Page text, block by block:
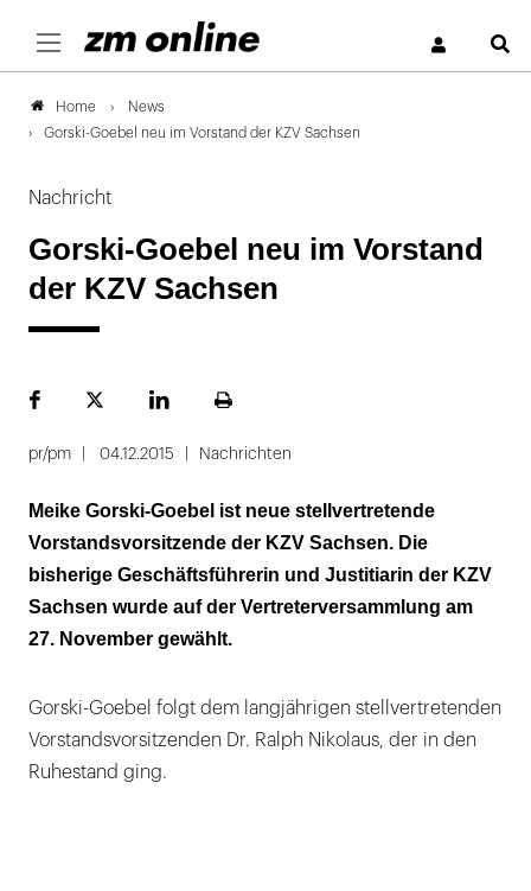
Home
News
Gorski-Goebel neu im Vorstand der KZV Sachsen
Nachricht
Gorski-Goebel neu im Vorstand
der KZV Sachsen
FacebookPlattformLinekdInSeite
pr/pm 04.12.2015 Nachrichten
Meike Gorski-Goebel ist neue stellvertretende
Vorstandsvorsitzende der KZV Sachsen. Die
bisherige Geschäftsführerin und Justitiarin der KZV
Sachsen wurde auf der Vertreterversammlung am
27. November gewählt.
Gorski-Goebel folgt dem langjährigen stellvertretenden
Vorstandsvorsitzenden Dr. Ralph Nikolaus, der in den
Ruhestand ging.